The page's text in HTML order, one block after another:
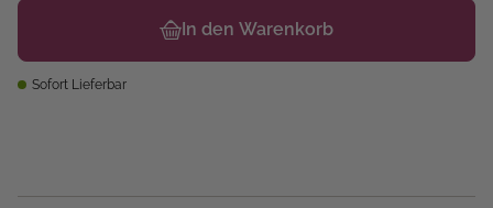
In den Warenkorb
Sofort Lieferbar